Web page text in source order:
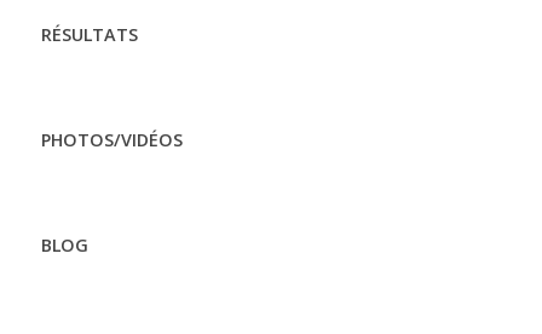
RÉSULTATS
PHOTOS/VIDÉOS
BLOG